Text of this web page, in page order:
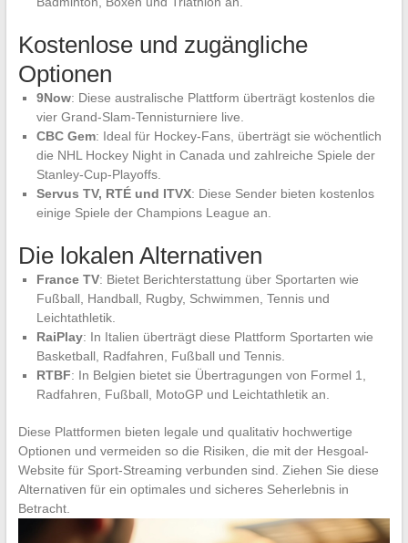
Kostenlose und zugängliche
Optionen
9Now: Diese australische Plattform überträgt kostenlos die
vier Grand-Slam-Tennisturniere live.
CBC Gem: Ideal für Hockey-Fans, überträgt sie wöchentlich
die NHL Hockey Night in Canada und zahlreiche Spiele der
Stanley-Cup-Playoffs.
Servus TV, RTÉ und ITVX: Diese Sender bieten kostenlos
einige Spiele der Champions League an.
Die lokalen Alternativen
France TV: Bietet Berichterstattung über Sportarten wie
Fußball, Handball, Rugby, Schwimmen, Tennis und
Leichtathletik.
RaiPlay: In Italien überträgt diese Plattform Sportarten wie
Basketball, Radfahren, Fußball und Tennis.
RTBF: In Belgien bietet sie Übertragungen von Formel 1,
Radfahren, Fußball, MotoGP und Leichtathletik an.
Diese Plattformen bieten legale und qualitativ hochwertige
Optionen und vermeiden so die Risiken, die mit der Hesgoal-
Website für Sport-Streaming verbunden sind. Ziehen Sie diese
Alternativen für ein optimales und sicheres Seherlebnis in
Betracht.